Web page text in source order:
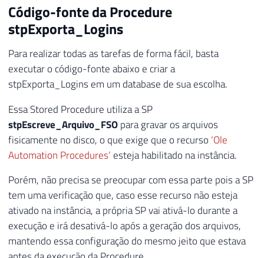
Código-fonte da Procedure
stpExporta_Logins
Para realizar todas as tarefas de forma fácil, basta
executar o código-fonte abaixo e criar a
stpExporta_Logins em um database de sua escolha.
Essa Stored Procedure utiliza a SP
stpEscreve_Arquivo_FSOpara gravar os arquivos
fisicamente no disco, o que exige que o recurso ‘Ole
Automation Procedures’ esteja habilitado na instância.
Porém, não precisa se preocupar com essa parte pois a SP
tem uma verificação que, caso esse recurso não esteja
ativado na instância, a própria SP vai ativá-lo durante a
execução e irá desativá-lo após a geração dos arquivos,
mantendo essa configuração do mesmo jeito que estava